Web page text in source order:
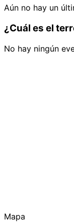
Aún no hay un
¿Cuál es el
No hay ningún
Mapa